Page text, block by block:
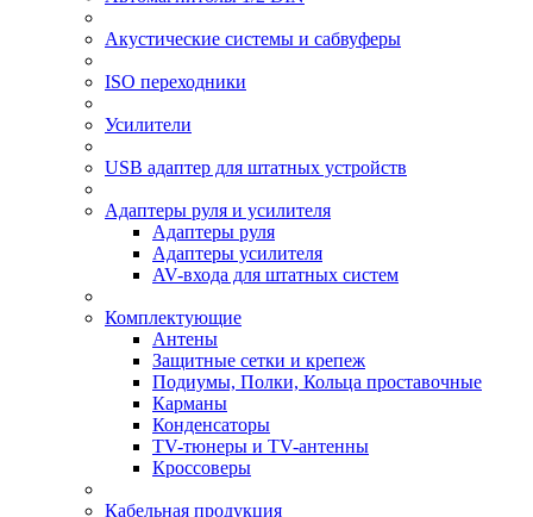
Акустические системы и сабвуферы
ISO переходники
Усилители
USB адаптер для штатных устройств
Адаптеры руля и усилителя
Адаптеры руля
Адаптеры усилителя
AV-входа для штатных систем
Комплектующие
Антены
Защитные сетки и крепеж
Подиумы, Полки, Кольца проставочные
Карманы
Конденсаторы
TV-тюнеры и TV-антенны
Кроссоверы
Кабельная продукция